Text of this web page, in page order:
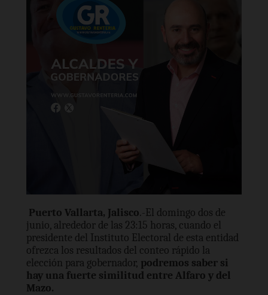
Puerto Vallarta, Jalisco.-El domingo dos de
junio, alrededor de las 23:15 horas, cuando el
presidente del Instituto Electoral de esta entidad
ofrezca los resultados del conteo rápido la
elección para gobernador, podremos saber si
hay una fuerte similitud entre Alfaro y del
Mazo.